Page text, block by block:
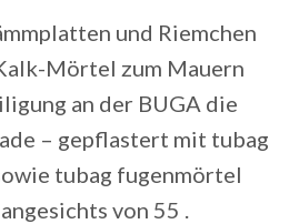
und Riemchen
Mörtel zum Mauern
an der BUGA die
– gepflastert mit tubag
tubag fugenmörtel
von 55 .